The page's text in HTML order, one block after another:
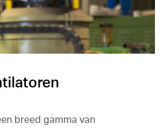
breed gamma van